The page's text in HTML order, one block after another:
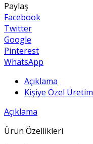
Paylaş
Facebook
Twitter
Google
Pinterest
WhatsApp
Açıklama
Kişiye Özel Üretim
Açıklama
Ürün Özellikleri